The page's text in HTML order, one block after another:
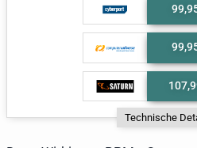
Technische